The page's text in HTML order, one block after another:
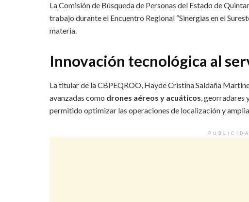
La Comisión de Búsqueda de Personas del Estado de
trabajo durante el Encuentro Regional “Sinergias en el
materia.
Innovación tecnológica al
La titular de la CBPEQROO, Hayde Cristina Saldaña
avanzadas como drones aéreos y acuáticos, georradares
permitido optimizar las operaciones de localización y